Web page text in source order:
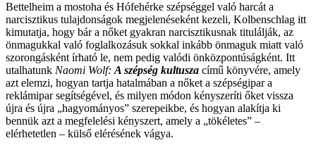
Bettelheim a mostoha és Hófehérke szépséggel való harcát a
narcisztikus tulajdonságok megjelenéseként kezeli, Kolbenschlag itt
kimutatja, hogy bár a nőket gyakran narcisztikusnak titulálják, az
önmagukkal való foglalkozásuk sokkal inkább önmaguk miatt való
szorongásként írható le, nem pedig valódi önközpontúságként. Itt
utalhatunk Naomi Wolf: A szépség kultusza című könyvére, amely
azt elemzi, hogyan tartja hatalmában a nőket a szépségipar a
reklámipar segítségével, és milyen módon kényszeríti őket vissza
újra és újra „hagyományos” szerepeikbe, és hogyan alakítja ki
bennük azt a megfelelési kényszert, amely a „tökéletes” –
elérhetetlen – külső elérésének vágya.